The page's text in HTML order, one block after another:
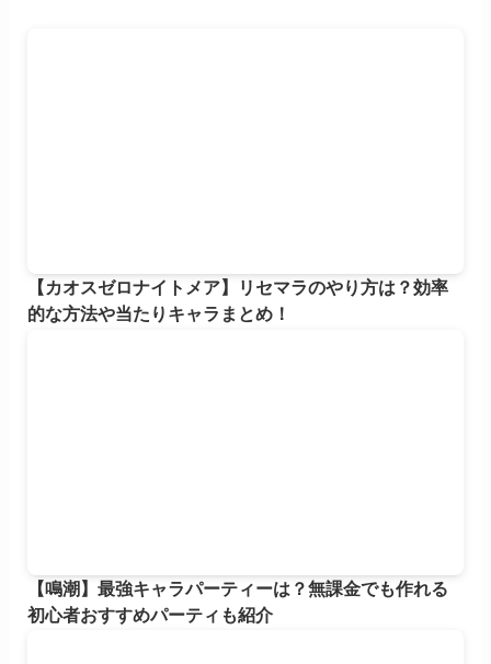
【カオスゼロナイトメア】リセマラのやり方は？効率
的な方法や当たりキャラまとめ！
【鳴潮】最強キャラパーティーは？無課金でも作れる
初心者おすすめパーティも紹介